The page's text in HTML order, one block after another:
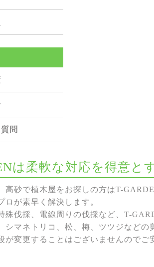
問
は柔軟な対応を得意と
高砂で植木屋をお探しの方はT-
ロが素早く解決します。
殊伐採、電線周りの伐採など、T-
シマネトリコ、松、梅、ツツジなど
が変更することはございませんのでご